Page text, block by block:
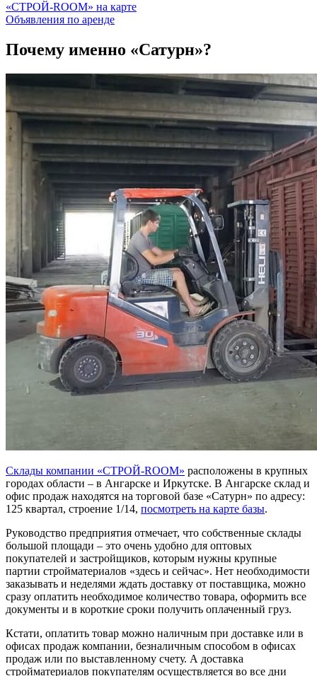
«СТРОЙ-ROOM» на карте
Объявления по аренде
Почему именно «Сатурн»?
Склады компании «СТРОЙ-ROOM» расположены в крупных
городах области – в Ангарске и Иркутске. В Ангарске склад и
офис продаж находятся на торговой базе «Сатурн» по адресу:
125 квартал, строение 1/14, посмотреть на карте базы.
Руководство предприятия отмечает, что собственные склады
большой площади – это очень удобно для оптовых
покупателей и застройщиков, которым нужны крупные
партии стройматериалов «здесь и сейчас». Нет необходимости
заказывать и неделями ждать доставку от поставщика, можно
сразу оплатить необходимое количество товара, оформить все
документы и в короткие сроки получить оплаченный груз.
Кстати, оплатить товар можно наличным при доставке или в
офисах продаж компании, безналичным способом в офисах
продаж или по выставленному счету. А доставка
стройматериалов покупателям осуществляется во все дни